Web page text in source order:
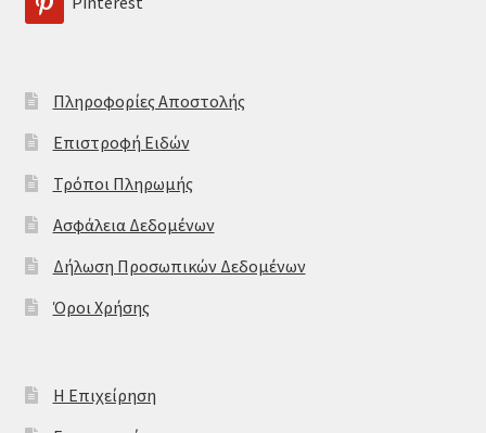
Πληροφορίες Αποστολής
Επιστροφή Ειδών
Τρόποι Πληρωμής
Ασφάλεια Δεδομένων
Δήλωση Προσωπικών Δεδομένων
Όροι Χρήσης
Η Επιχείρηση